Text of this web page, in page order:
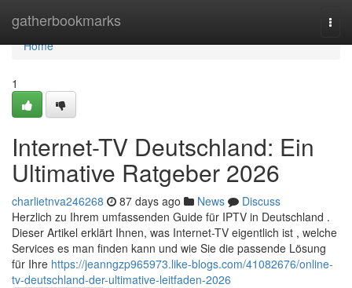
gatherbookmarks
Home
Home
1
Internet-TV Deutschland: Ein
Ultimative Ratgeber 2026
charlietnva246268 87 days ago News
Discuss
Herzlich zu Ihrem umfassenden Guide für IPTV in Deutschland .
Dieser Artikel erklärt Ihnen, was Internet-TV eigentlich ist , welche
Services es man finden kann und wie Sie die passende Lösung
für Ihre https://jeanngzp965973.like-blogs.com/41082676/online-
tv-deutschland-der-ultimative-leitfaden-2026